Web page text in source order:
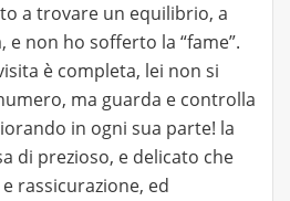
a trovare un equilibrio, a
non ho sofferto la “fame”.
è completa, lei non si
ma guarda e controlla
in ogni sua parte! la
di prezioso, e delicato che
rassicurazione, ed